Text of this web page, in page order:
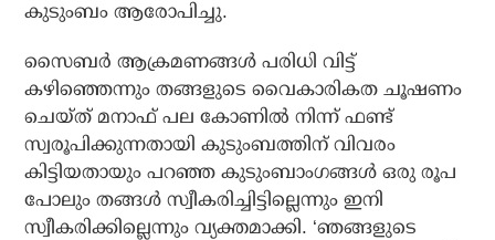
കുടുംബം ആരോപിച്ചു.
സൈബര്‍ ആക്രമണങ്ങള്‍ പരിധി വിട്ട്
കഴിഞ്ഞെന്നും തങ്ങളുടെ വൈകാരികത ചൂഷണം
ചെയ്ത് മനാഫ് പല കോണില്‍ നിന്ന് ഫണ്ട്
സ്വരൂപിക്കുന്നതായി കുടുംബത്തിന് വിവരം
കിട്ടിയതായും പറഞ്ഞ കുടുംബാംഗങ്ങള്‍ ഒരു രൂപ
പോലും തങ്ങള്‍ സ്വീകരിച്ചിട്ടില്ലെന്നും ഇനി
സ്വീകരിക്കില്ലെന്നും വ്യക്തമാക്കി. ‘ഞങ്ങളുടെ